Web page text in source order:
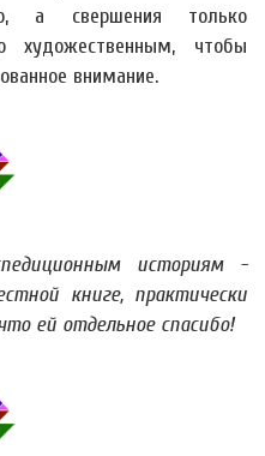
а свершения только
художественным, чтобы
внимание.
историям -
книге, практически
ей отдельное спасибо!